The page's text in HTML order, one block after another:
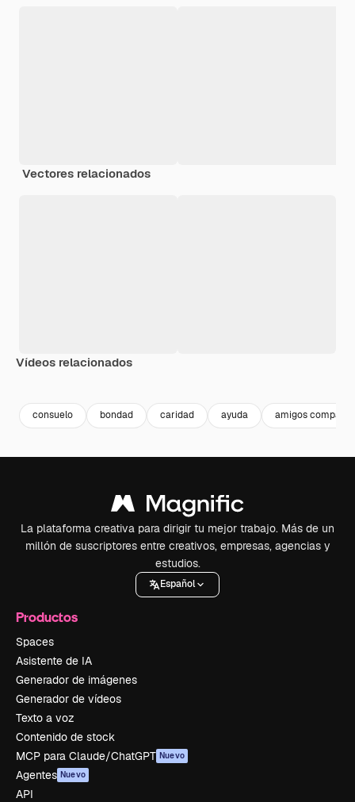
Vectores relacionados
Vídeos relacionados
consuelo bondad caridad ayuda amigos
La plataforma creativa para dirigir tu mejor trabajo. Más de un
millón de suscriptores entre creativos, empresas, agencias y
estudios.
Español
Productos
Spaces
Asistente de IA
Generador de imágenes
Generador de vídeos
Texto a voz
Contenido de stock
MCP para Claude/ChatGPT Nuevo
Agentes Nuevo
API